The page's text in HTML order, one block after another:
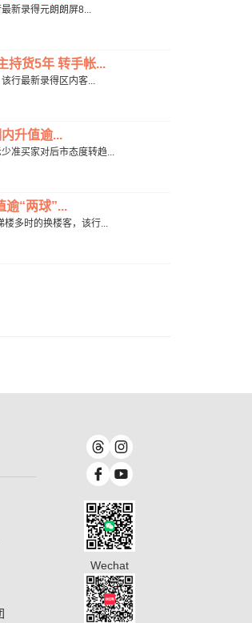
新录得元朗朗屏8...
持货5年 转手帐...
行最新录得区内客...
升值逾...
准买家对后市态度转趋...
逾“两球”...
多时的换楼客，该行...
Wechat